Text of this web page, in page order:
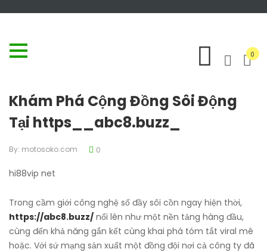
0
Khám Phá Cộng Đồng Sôi Động
Tại https__abc8.buzz_
By: motosoko.com 0
hi88vip net
Trong cầm giới công nghệ số đầy sôi cồn ngay hiện thời,
https://abc8.buzz/ nổi lên như một nền tảng hàng đầu,
cùng đến khả năng gắn kết cùng khai phá tóm tắt viral mê
hoặc. Với sứ mạng sản xuất một đồng đội nơi cả công ty đã